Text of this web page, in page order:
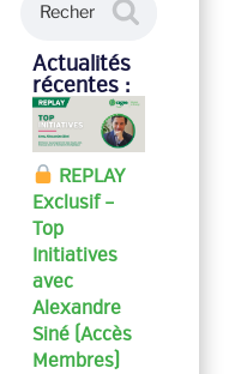
Actualités
récentes :
REPLAY
Exclusif –
Top
Initiatives
avec
Alexandre
Siné (Accès
Membres)